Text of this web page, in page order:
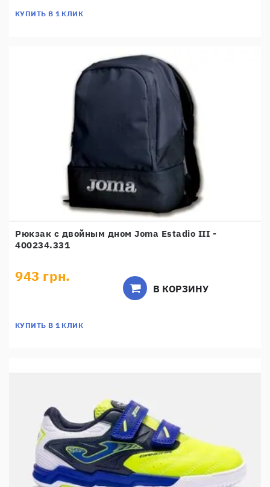
КУПИТЬ В 1 КЛИК
Рюкзак с двойным дном Joma Estadio III -
400234.331
943 грн.
КУПИТЬ В 1 КЛИК
В КОРЗИНУ